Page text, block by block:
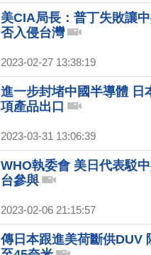
美CIA局長：普丁失敗讓
否入侵台灣
2023-02-27 13:38:19
進一步封堵中國半導體 日
項產品出口
2023-03-31 13:06:39
WHO執委會 美日代表駁
台參與
2023-02-06 21:15:57
傳日本跟進美荷斷供DUV